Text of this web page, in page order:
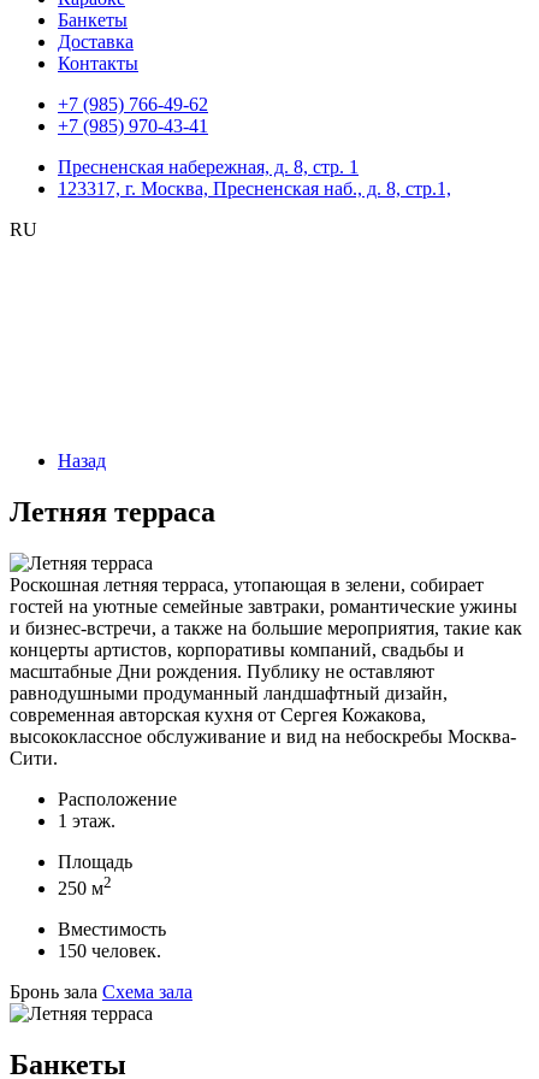
Банкеты
Доставка
Контакты
+7 (985) 766-49-62
+7 (985) 970-43-41
Пресненская набережная, д. 8, стр. 1
123317, г. Москва, Пресненская наб., д. 8, стр.1,
RU
Назад
Летняя терраса
Роскошная летняя терраса, утопающая в зелени, собирает
гостей на уютные семейные завтраки, романтические ужины
и бизнес-встречи, а также на большие мероприятия, такие как
концерты артистов, корпоративы компаний, свадьбы и
масштабные Дни рождения. Публику не оставляют
равнодушными продуманный ландшафтный дизайн,
современная авторская кухня от Сергея Кожакова,
высококлассное обслуживание и вид на небоскребы Москва-
Сити.
Расположение
1 этаж.
Площадь
250 м2
Вместимость
150 человек.
Бронь зала Схема зала
Банкеты